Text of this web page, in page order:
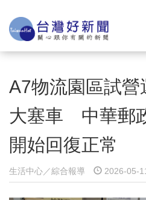
A7物流園區試營
大塞車 中華郵
開始回復正常
生活中心／綜合報導 2026-05-